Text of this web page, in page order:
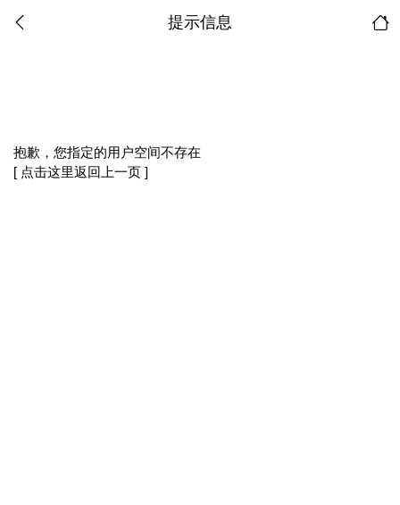
提示信息
抱歉，您指定的用户空间不存在
[ 点击这里返回上一页 ]